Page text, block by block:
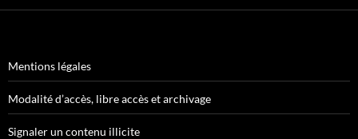
Mentions légales
Modalité d’accès, libre accès et archivage
Signaler un contenu illicite